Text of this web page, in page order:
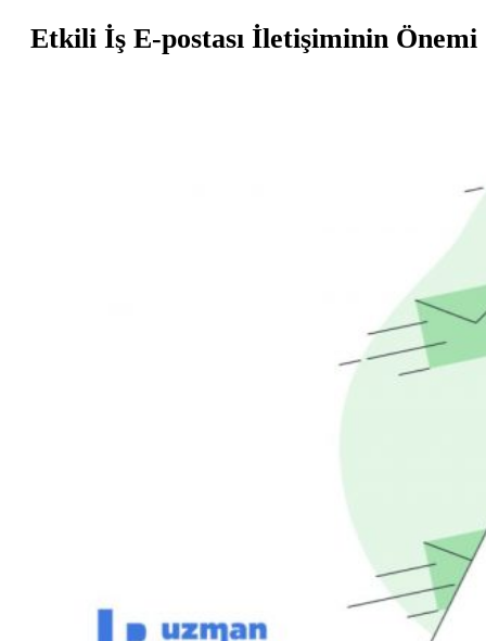
Etkili İş E-postası İletişiminin Önemi